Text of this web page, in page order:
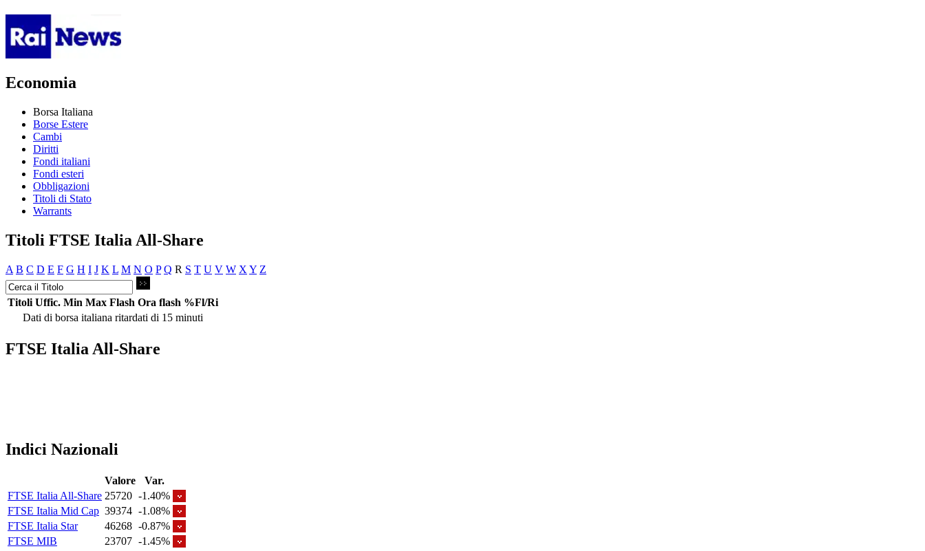
Economia
Borsa Italiana
Borse Estere
Cambi
Diritti
Fondi italiani
Fondi esteri
Obbligazioni
Titoli di Stato
Warrants
Titoli FTSE Italia All-Share
A B C D E F G H I J K L M N O P Q R S T U V W X Y Z
Titoli Uffic. Min Max Flash Ora flash %Fl/Ri
Dati di borsa italiana ritardati di 15 minuti
FTSE Italia All-Share
Indici Nazionali
Valore
Var.
FTSE Italia All-Share 25720 -1.40%
FTSE Italia Mid Cap 39374 -1.08%
FTSE Italia Star
46268 -0.87%
FTSE MIB
23707 -1.45%